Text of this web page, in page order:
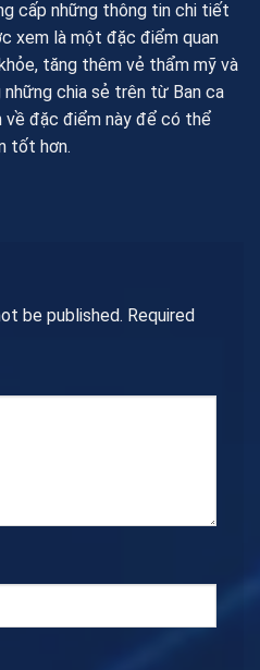
cấp những thông tin chi tiết
xem là một đặc điểm quan
tăng thêm vẻ thẩm mỹ và
chia sẻ trên từ Ban ca
về đặc điểm này để có thể
tốt hơn.
be published. Required